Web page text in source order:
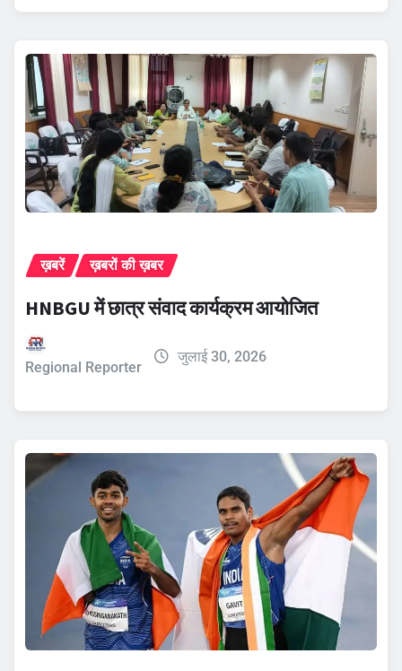
ख़बरें ख़बरों की ख़बर
HNBGU में छात्र संवाद कार्यक्रम आयोजित
Regional Reporter
जुलाई 30, 2026